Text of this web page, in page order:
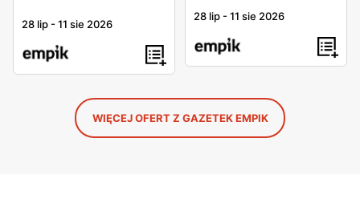
28 lip -11 sie 2026
28 lip -11 sie 2026
WIĘCEJ OFERT Z GAZETEK EMPIK